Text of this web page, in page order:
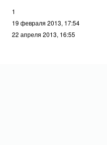
1
19 февраля 2013, 17:54
22 апреля 2013, 16:55